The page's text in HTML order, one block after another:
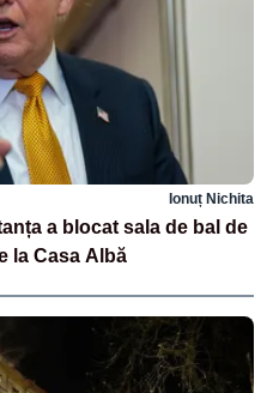
Ionuț Nichita
a blocat sala de bal de
la Casa Albă